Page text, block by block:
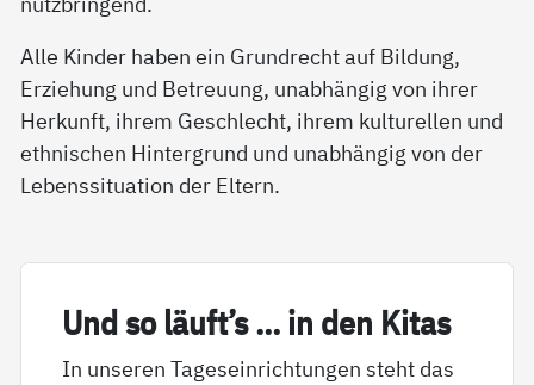
Alle Kinder haben ein Grundrecht auf Bildung,
Erziehung und Betreuung, unabhängig von ihrer
Herkunft, ihrem Geschlecht, ihrem kulturellen und
ethnischen Hintergrund und unabhängig von der
Lebenssituation der Eltern.
Und so läuft’s … in den Ki­tas
In unseren Tageseinrichtungen steht das